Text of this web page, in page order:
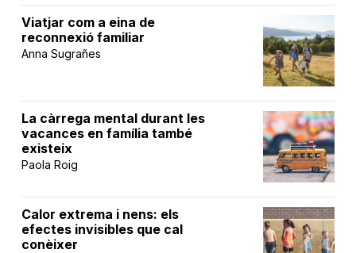
Viatjar com a eina de
reconnexió familiar
Anna Sugrañes
La càrrega mental durant les
vacances en família també
existeix
Paola Roig
Calor extrema i nens: els
efectes invisibles que cal
conèixer